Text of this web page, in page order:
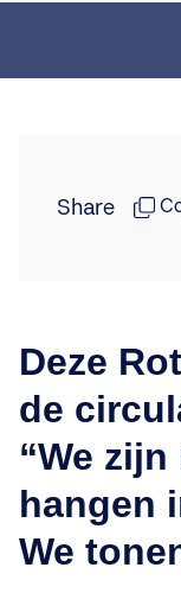
Share
Deze
de
“We
hangen
We